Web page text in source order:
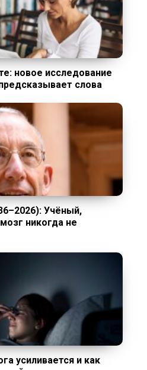
новое исследование
слова
Учёный,
никогда не
усиливается и как